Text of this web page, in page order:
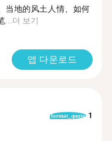
当地的风土人情、如何
...더 보기
앱 다운로드
format_quote 1